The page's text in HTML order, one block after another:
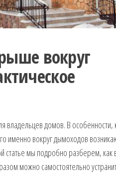
вокруг
владельцев домов. В особенности,
именно вокруг дымоходов
статье мы подробно разберем, как
можно самостоятельно